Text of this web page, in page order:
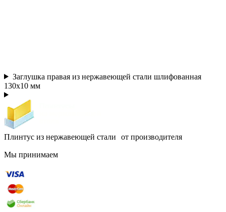
Заглушка правая из нержавеющей стали шлифованная
130х10 мм
Плинтус из нержавеющей стали от производителя
Мы принимаем